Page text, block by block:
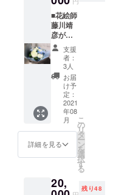
は、EDO
SHEERANと
のコラボ
レーション
作品を東京
タワーに創
2025年2月に
はバチカン
市国に招か
れ、特別な
聖年
に開催され
生紙で
作った
オリジ
ナル名
刺をお
届けし
ます。
基本デ
ザイン
であれ
ば、名
刺デー
タ作成
しま
す。 ※
能
■花絵師
藤川靖
彦が選
んだ季
節の花
束 花絵
師の藤
川靖彦
が季節
の花々
を選ん
で花束
にして
お届け
しま
す。ク
ファン
ディン
支援
者：
3人
お届
け予
定：
2021
年08
月
詳細を見る
こ
の
リ
タ
ー
ン
を
選
択
す
る
20, 残り48